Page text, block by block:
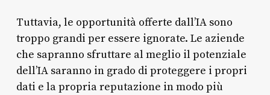
Tuttavia, le opportunità offerte dall’IA sono
troppo grandi per essere ignorate. Le aziende
che sapranno sfruttare al meglio il potenziale
dell’IA saranno in grado di proteggere i propri
dati e la propria reputazione in modo più